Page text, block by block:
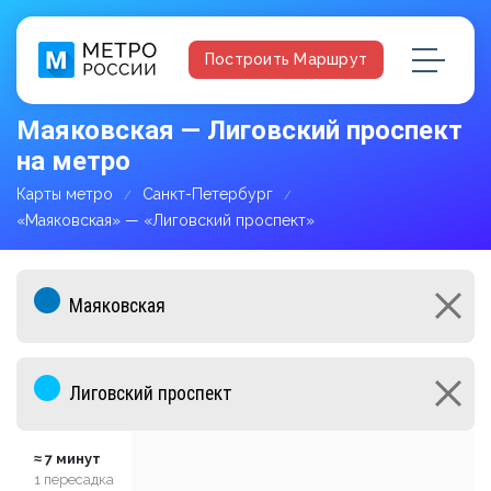
Построить Маршрут
Маяковская — Лиговский проспект
на метро
Карты метро
Санкт-Петербург
«Маяковская» — «Лиговский проспект»
≈ 7 минут
1 пересадка